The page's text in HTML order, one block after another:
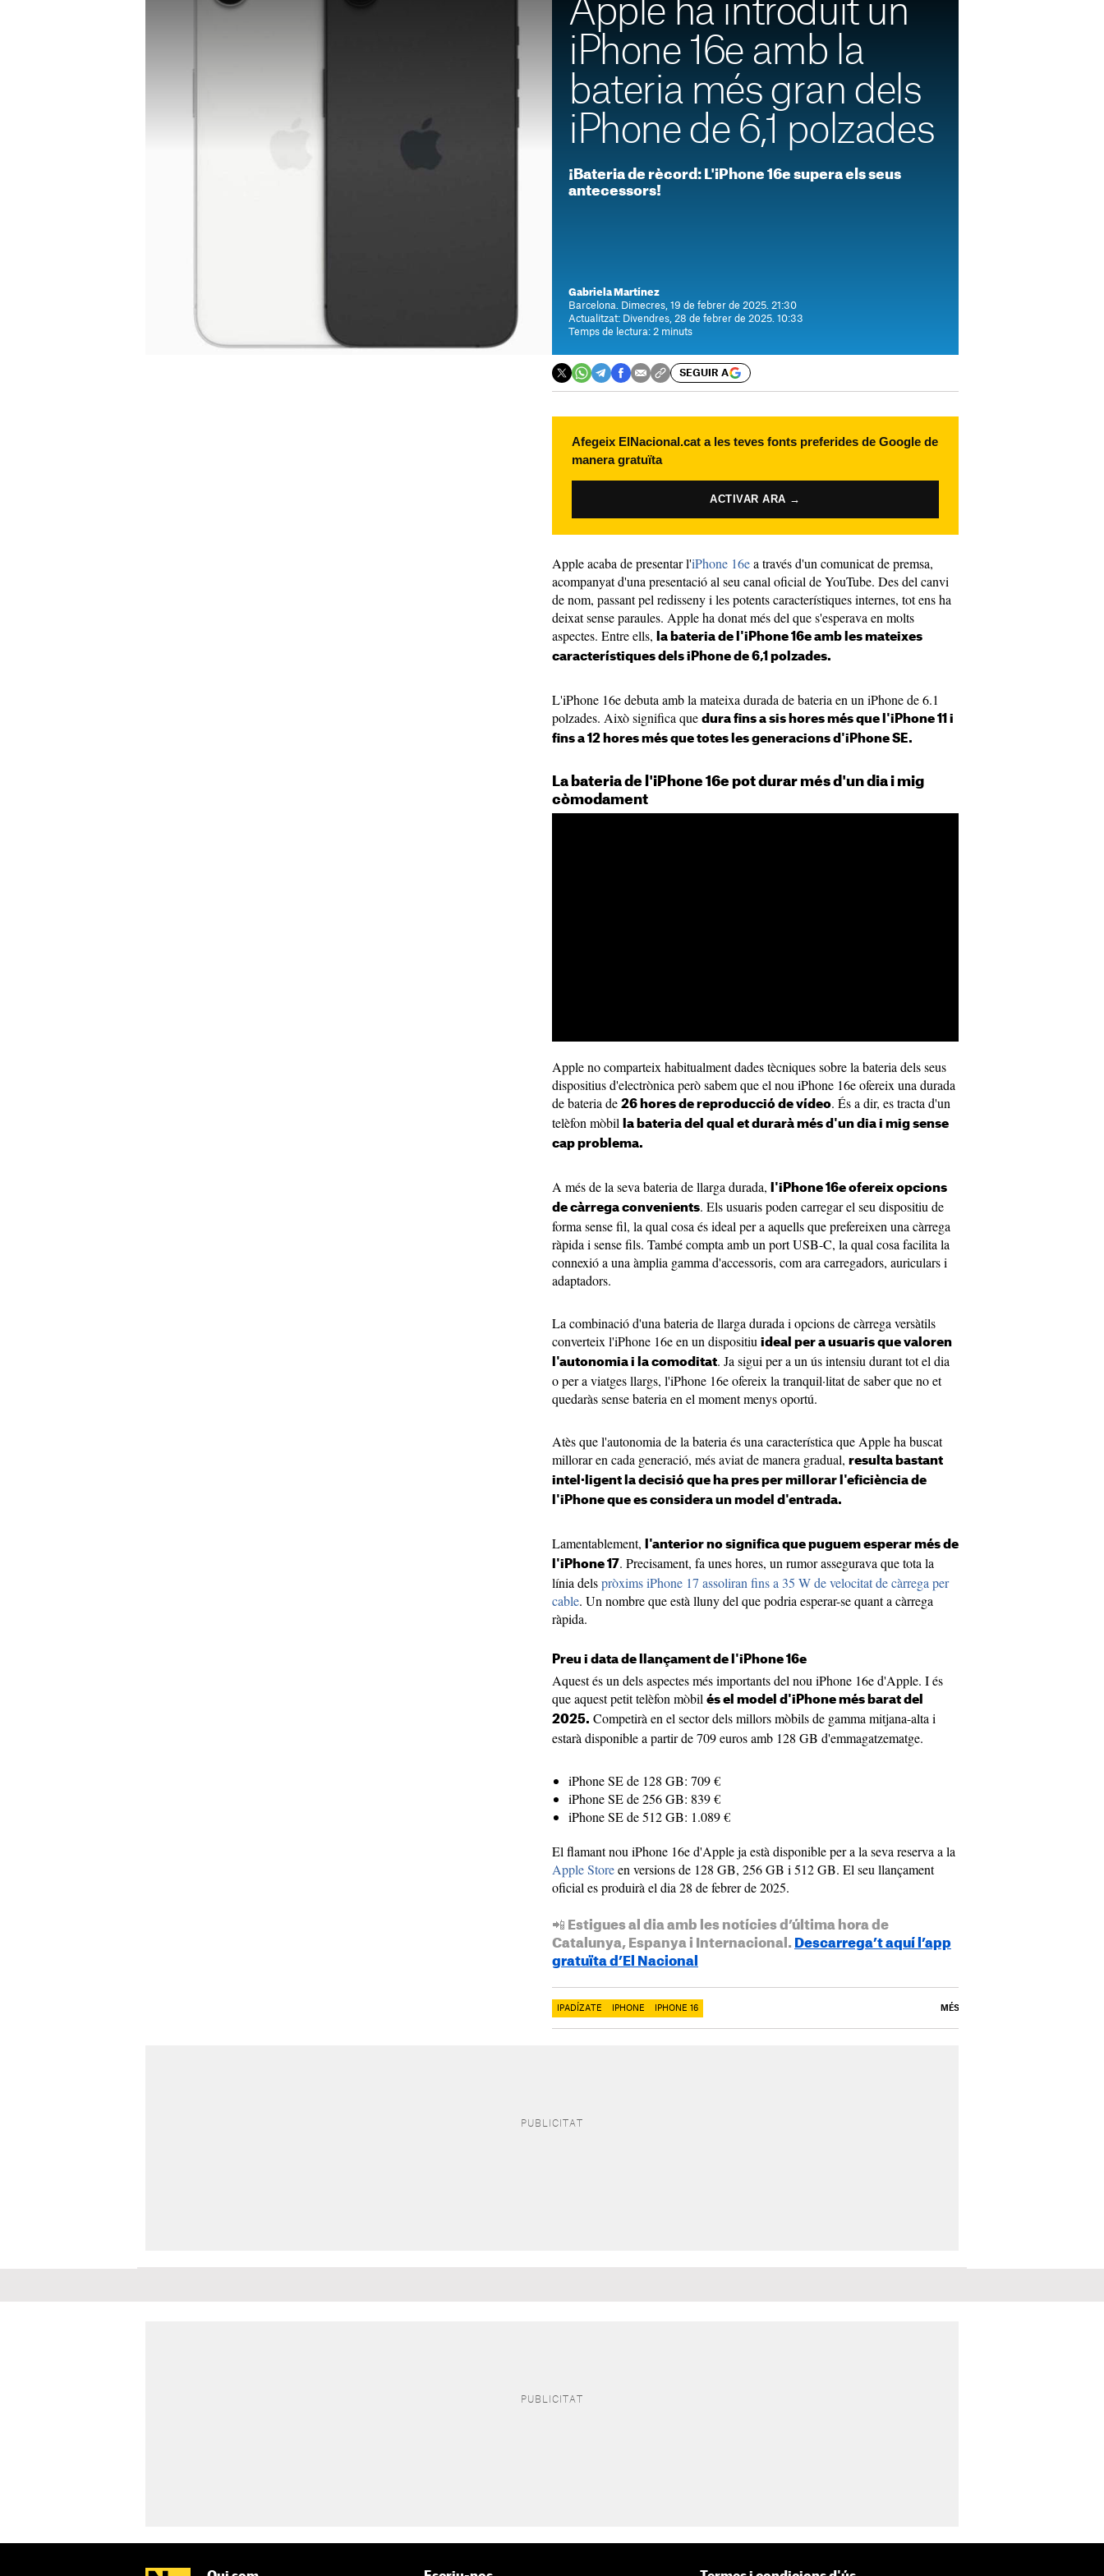
Apple ha introduït un
iPhone 16e amb la
bateria més gran dels
iPhone de 6,1 polzades
¡Bateria de rècord: L'iPhone 16e supera els seus
antecessors!
Gabriela Martínez
Barcelona. Dimecres, 19 de febrer de 2025. 21:30
Actualitzat: Divendres, 28 de febrer de 2025. 10:33
Temps de lectura: 2 minuts
SEGUIR A
Afegeix ElNacional.cat a les teves fonts preferides de Google de
manera gratuïta
ACTIVAR ARA →
Apple acaba de presentar l'iPhone 16ea través d'un comunicat de premsa,
acompanyat d'una presentació al seu canal oficial de YouTube. Des del canvi
de nom, passant pel redisseny i les potents característiques internes, tot ens ha
deixat sense paraules. Apple ha donat més del que s'esperava en molts
aspectes. Entre ells,
la bateria de l'iPhone 16e amb les mateixes
característiques dels iPhone de 6,1 polzades.
L'iPhone 16e debuta amb la mateixa durada de bateria en un iPhone de 6.1
polzades. Això significa que dura fins a sis hores més que l'iPhone 11 i
fins a 12 hores més que totes les generacions d'iPhone SE.
La bateria de l'iPhone 16e pot durar més d'un dia i mig
còmodament
Apple no comparteix habitualment dades tècniques sobre la bateria dels seus
dispositius d'electrònica però sabem que el nou iPhone 16e ofereix una durada
de bateria de 26 hores de reproducció de vídeo. És a dir, es tracta d'un
telèfon mòbil la bateria del qual et durarà més d'un dia i mig sense
cap problema.
A més de la seva bateria de llarga durada,
l'iPhone 16e ofereix opcions
de càrrega convenients. Els usuaris poden carregar el seu dispositiu de
forma sense fil, la qual cosa és ideal per a aquells que prefereixen una càrrega
ràpida i sense fils. També compta amb un port USB-C, la qual cosa facilita la
connexió a una àmplia gamma d'accessoris, com ara carregadors, auriculars i
adaptadors.
La combinació d'una bateria de llarga durada i opcions de càrrega versàtils
converteix l'iPhone 16e en un dispositiu ideal per a usuaris que valoren
l'autonomia i la comoditat. Ja sigui per a un ús intensiu durant tot el dia
o per a viatges llargs, l'iPhone 16e ofereix la tranquil·litat de saber que no et
quedaràs sense bateria en el moment menys oportú.
Atès que l'autonomia de la bateria és una característica que Apple ha buscat
millorar en cada generació, més aviat de manera gradual, resulta bastant
intel·ligent la decisió que ha pres per millorar l'eficiència de
l'iPhone que es considera un model d'entrada.
Lamentablement,
l'anterior no significa que puguem esperar més de
l'iPhone 17. Precisament, fa unes hores, un rumor assegurava que tota la
línia delspròxims iPhone 17 assoliran fins a 35 W de velocitat de càrrega per
cable. Un nombre que està lluny del que podria esperar-se quant a càrrega
ràpida.
Preu i data de llançament de l'iPhone 16e
Aquest és un dels aspectes més importants del nou iPhone 16e d'Apple. I és
que aquest petit telèfon mòbil és el model d'iPhone més barat del
2025. Competirà en el sector dels millors mòbils de gamma mitjana-alta i
estarà disponible a partir de 709 euros amb 128 GB d'emmagatzematge.
iPhone SE de 128 GB: 709 €
iPhone SE de 256 GB: 839 €
iPhone SE de 512 GB: 1.089 €
El flamant nou iPhone 16e d'Apple ja està disponible per a la seva reserva a la
Apple Storeen versions de 128 GB, 256 GB i 512 GB. El seu llançament
oficial es produirà el dia 28 de febrer de 2025.
📲 Estigues al dia amb les notícies d’última hora de
Catalunya, Espanya i Internacional. Descarrega’t aquí l’app
gratuïta d’El Nacional
IPADÍZATE IPHONE IPHONE 16 MÉS